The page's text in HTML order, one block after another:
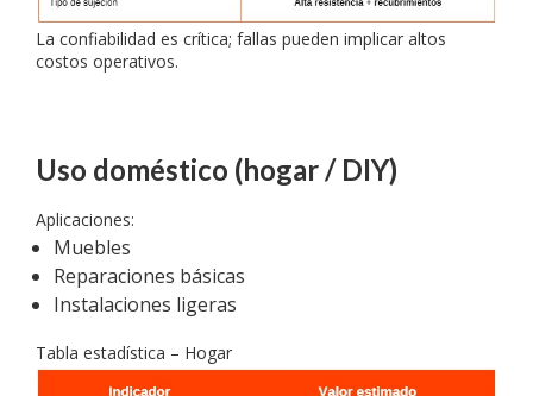
La confiabilidad es crítica; fallas pueden implicar altos
costos operativos.
Uso doméstico (hogar / DIY)
Aplicaciones:
Muebles
Reparaciones básicas
Instalaciones ligeras
Tabla estadística – Hogar